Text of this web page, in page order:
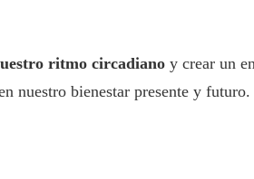
ritmo circadiano y crear un
nuestro bienestar presente y futuro.